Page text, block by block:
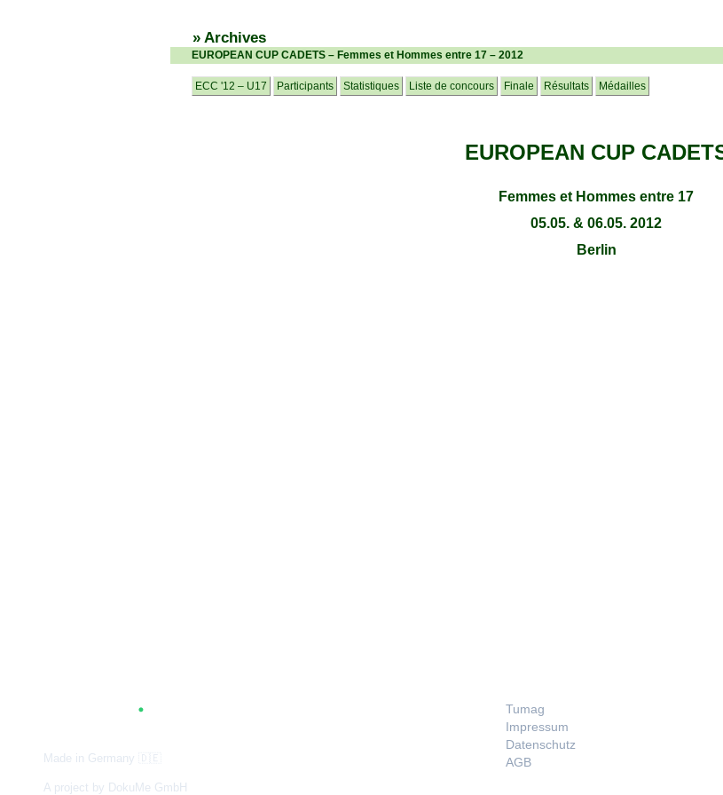
» Archives
EUROPEAN CUP CADETS – Femmes et Hommes entre 17 – 2012
ECC '12 – U17 Participants Statistiques Liste de concours Finale Résultats Médailles
EUROPEAN CUP
Femmes et Hommes entre 17
05.05. & 06.05. 2012
Berlin
.
Made in Germany 🇩🇪
A project by DokuMe GmbH
Tumag
Impressum
Datenschutz
AGB